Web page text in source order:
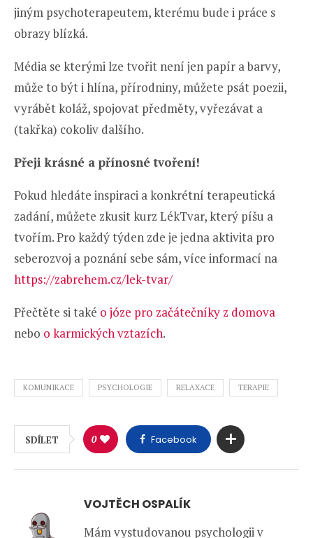
jiným psychoterapeutem, kterému bude i práce s
obrazy blízká.
Média se kterými lze tvořit není jen papír a barvy,
může to být i hlína, přírodniny, můžete psát poezii,
vyrábět koláž, spojovat předměty, vyřezávat a
(takřka) cokoliv dalšího.
Přeji krásné a přínosné tvoření!
Pokud hledáte inspiraci a konkrétní terapeutická
zadání, můžete zkusit kurz LékTvar, který píšu a
tvořím. Pro každý týden zde je jedna aktivita pro
seberozvoj a poznání sebe sám, více informací na
https://zabrehem.cz/lek-tvar/
Přečtěte si také o józe pro začátečníky z domova
nebo o karmických vztazích.
KOMUNIKACE PSYCHOLOGIE RELAXACE TERAPIE
SDÍLET 0 Facebook
VOJTĚCH OSPALÍK
Mám vystudovanou psychologii v